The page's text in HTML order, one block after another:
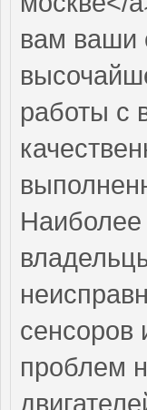
вам ваши
работы с
Наиболее
сенсоров
проблем